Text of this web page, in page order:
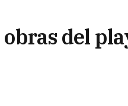
obras del